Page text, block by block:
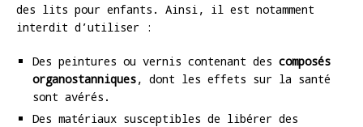
des lits pour enfants. Ainsi, il est notamment
interdit d’utiliser :
Des peintures ou vernis contenant des composés
organostanniques, dont les effets sur la santé
sont avérés.
Des matériaux susceptibles de libérer des